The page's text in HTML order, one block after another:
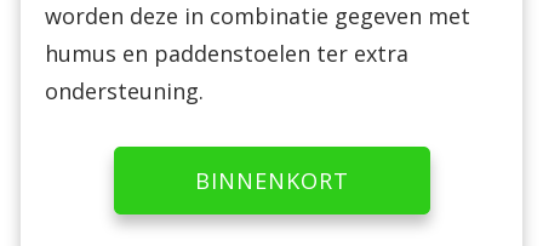
worden deze in combinatie gegeven met
humus en paddenstoelen ter extra
ondersteuning.
BINNENKORT